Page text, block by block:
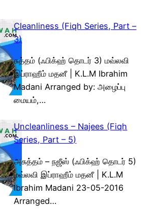
Cleanliness (Fiqh Series, Part –
3)
சுத்தம் (ஃபிக்ஹ் தொடர் 3) மவ்லவி
இப்ராஹீம் மதனீ | K.L.M Ibrahim
Madani Arranged by: அழைப்பு
மையம்,…
Uncleanliness – Najees (Fiqh
Series, Part – 5)
அசுத்தம் – நஜீஸ் (ஃபிக்ஹ் தொடர் 5)
மவ்லவி இப்ராஹீம் மதனீ | K.L.M
Ibrahim Madani 23-05-2016
Arranged…